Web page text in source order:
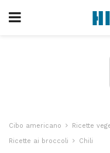
Cibo americano Ricette
Ricette ai broccoli
Chili